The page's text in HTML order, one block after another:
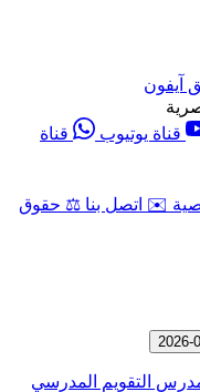
يوتيوب
قناة
✉️ اتصل بنا ⚖️ حقوق
التقويم المدرسي